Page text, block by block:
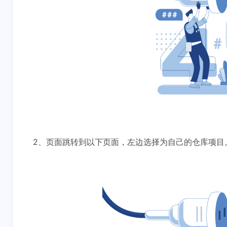
2、页面跳转到以下页面，左边选择为自己的仓库项目